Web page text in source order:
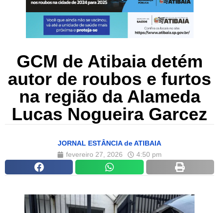
GCM de Atibaia detém
autor de roubos e furtos
na região da Alameda
Lucas Nogueira Garcez
JORNAL ESTÂNCIA de ATIBAIA
fevereiro 27, 2026
4:50 pm